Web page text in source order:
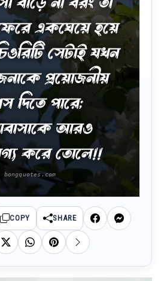
একঘেয়ে হয়ে
সেটাই যখন
প্রয়োজনীয়
দিতে পারে;
আরও
করে তোলে!!
COPY SHARE